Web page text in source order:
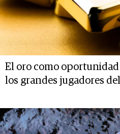
El oro como
los grandes jugadores